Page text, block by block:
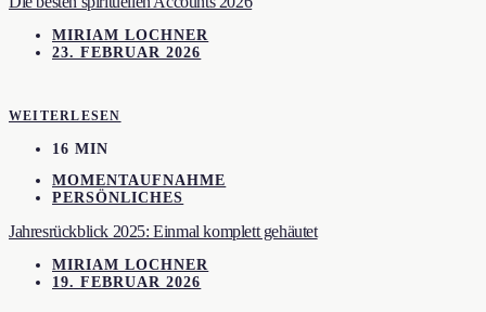
MIRIAM LOCHNER
23. FEBRUAR 2026
WEITERLESEN
16 MIN
MOMENTAUFNAHME
PERSÖNLICHES
Jahresrückblick 2025: Einmal komplett gehäutet
MIRIAM LOCHNER
19. FEBRUAR 2026